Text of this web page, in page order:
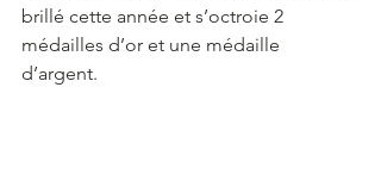
brillé cette année et s’octroie 2
médailles d’or et une médaille
d’argent.